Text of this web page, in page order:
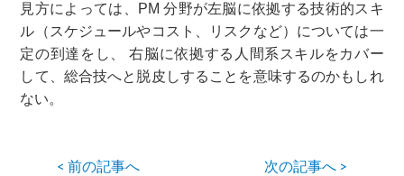
見方によっては、PM 分野が左脳に依拠する技術的スキ
ル（スケジュールやコスト、リスクなど）については一
定の到達をし、 右脳に依拠する人間系スキルをカバー
して、総合技へと脱皮しすることを意味するのかもしれ
ない。
< 前の記事へ 次の記事へ >